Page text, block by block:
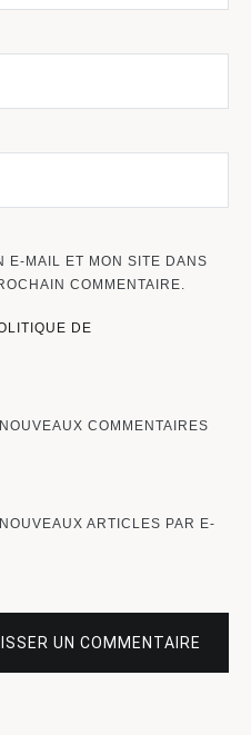
E-MAIL ET MON SITE DANS
COMMENTAIRE.
DE
COMMENTAIRES
ARTICLES PAR E-
UN COMMENTAIRE